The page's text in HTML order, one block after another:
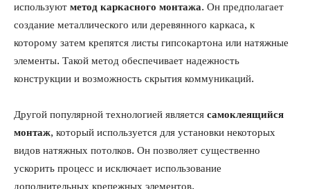
используют метод каркасного монтажа. Он предполагает
создание металлического или деревянного каркаса, к
которому затем крепятся листы гипсокартона или натяжные
элементы. Такой метод обеспечивает надежность
конструкции и возможность скрытия коммуникаций.
Другой популярной технологией является самоклеящийся
монтаж, который используется для установки некоторых
видов натяжных потолков. Он позволяет существенно
ускорить процесс и исключает использование
дополнительных крепежных элементов.